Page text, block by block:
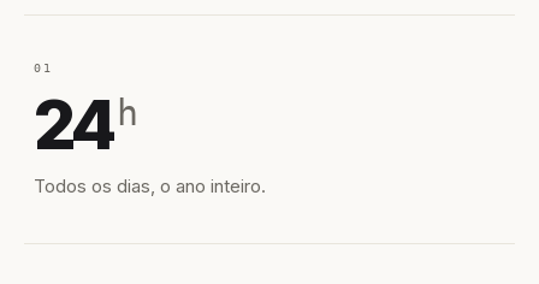
01
24 h
Todos os dias, o ano inteiro.